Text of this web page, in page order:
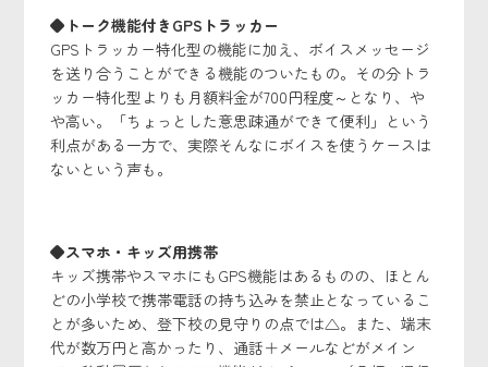
◆トーク機能付きGPSトラッカー
GPSトラッカー特化型の機能に加え、ボイスメッセージ
を送り合うことができる機能のついたもの。その分トラ
ッカー特化型よりも月額料金が700円程度～となり、や
や高い。「ちょっとした意思疎通ができて便利」という
利点がある一方で、実際そんなにボイスを使うケースは
ないという声も。
◆スマホ・キッズ用携帯
キッズ携帯やスマホにもGPS機能はあるものの、ほとん
どの小学校で携帯電話の持ち込みを禁止となっているこ
とが多いため、登下校の見守りの点では△。また、端末
代が数万円と高かったり、通話＋メールなどがメイン